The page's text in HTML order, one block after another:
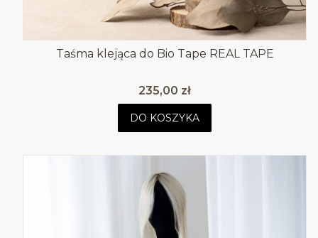
Taśma klejąca do Bio Tape REAL TAPE
Cena
235,00 zł
DO KOSZYKA